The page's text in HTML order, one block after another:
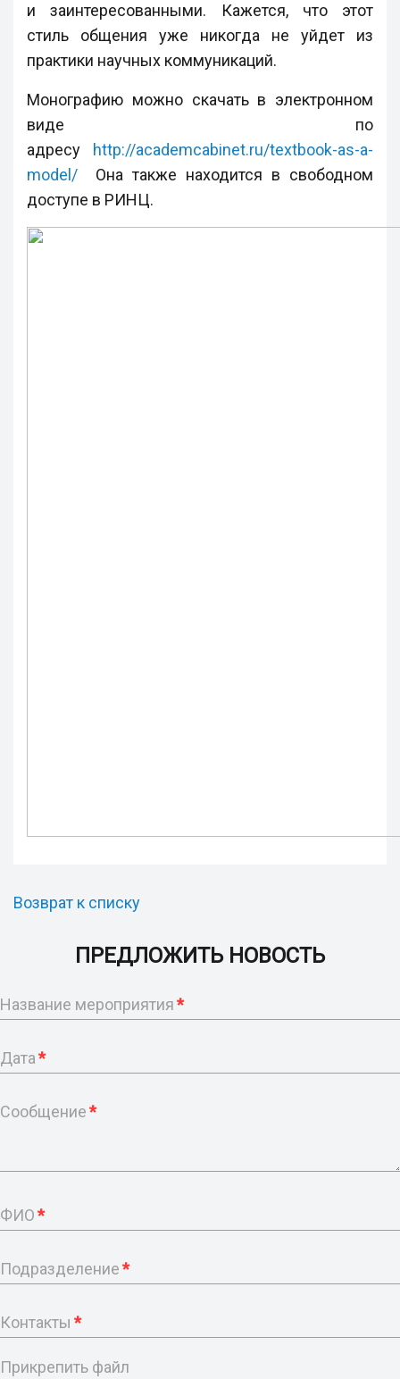
и заинтересованными. Кажется, что этот
стиль общения уже никогда не уйдет из
практики научных коммуникаций.
Монографию можно скачать в электронном
виде по
адресу http://academcabinet.ru/textbook-as-a-
model/ Она также находится в свободном
доступе в РИНЦ.
Возврат к списку
ПРЕДЛОЖИТЬ НОВОСТЬ
Название мероприятия*
Дата*
Сообщение*
ФИО*
Подразделение*
Контакты *
Прикрепить файл